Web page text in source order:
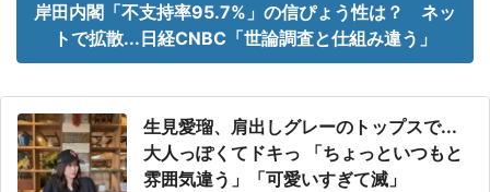
岸田内閣「不支持率95.7%」の信ぴょう性は？ ネッ
トで拡散...日経CNBC「世論調査と仕組み違う」
生見愛瑠、肩出しグレーのトップスで...
大人っぽくてドキっ 「ちょっといつもと
雰囲気違う」「可愛いすぎて滅」